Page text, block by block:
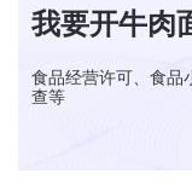
我要开牛肉
食品经营许可、食品
查等